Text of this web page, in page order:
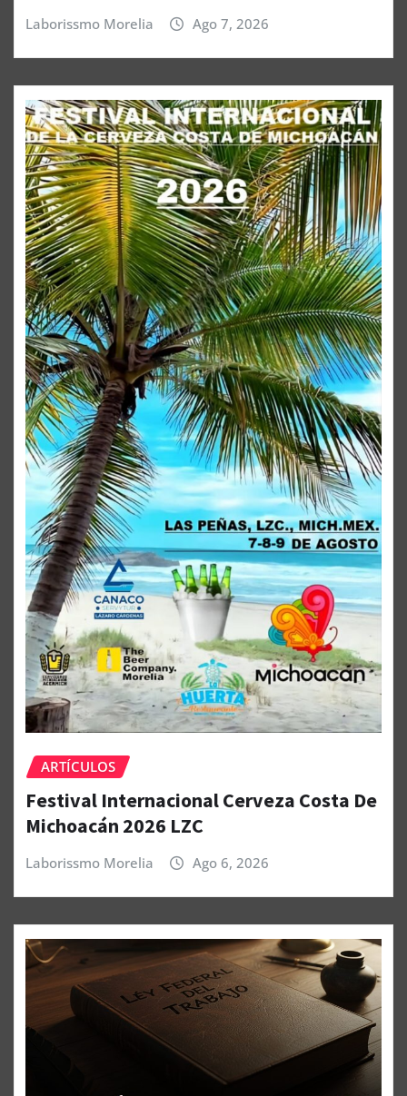
Laborissmo Morelia Ago 7, 2026
ARTÍCULOS
Festival Internacional Cerveza Costa De
Michoacán 2026 LZC
Laborissmo Morelia Ago 6, 2026